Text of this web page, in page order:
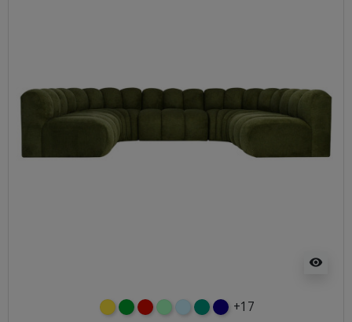
visibility
żółtyzielonyczerwony
miętowybłękitnyturkusowy
granatowy
+17